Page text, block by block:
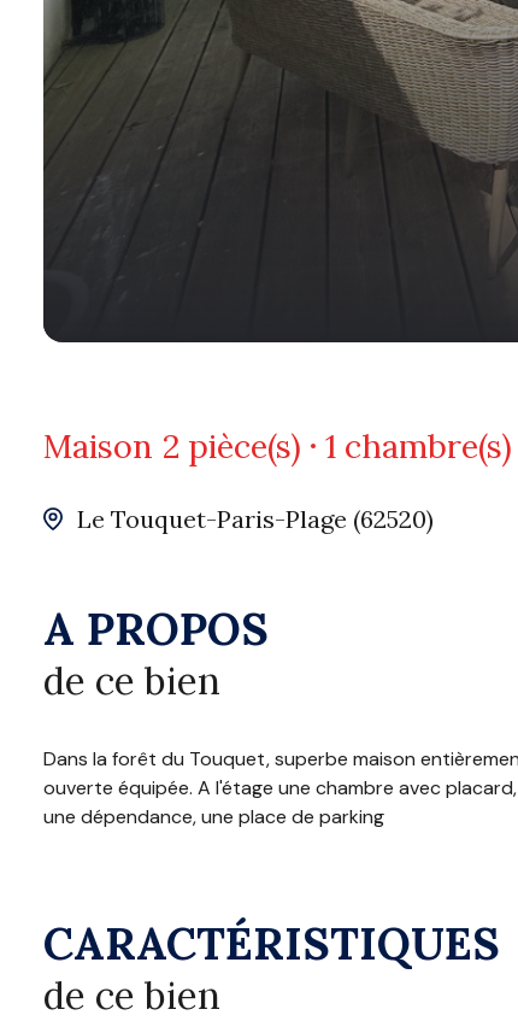
Maison 2 pièce(s) 1 chambre(s)
Le Touquet-Paris-Plage (62520)
A PROPOS
de ce bien
Dans la forêt du Touquet, superbe maison
ouverte équipée. A l'étage une chambre avec
une dépendance, une place de parking
CARACTÉRISTIQUES
de ce bien